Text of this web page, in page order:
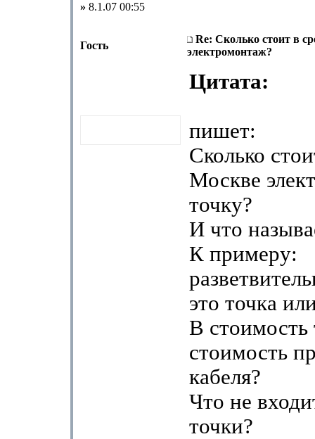
» 8.1.07 00:55
Гость
Re: Сколько стоит в
электромонтаж?
Цитата:
пишет:
Сколько
Москве
точку?
И что
К примеру:
это точка
В стоимость
стоимость
кабеля?
Что не
точки?